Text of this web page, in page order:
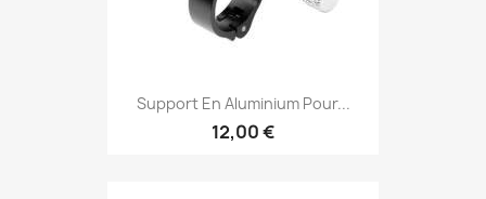
Support En Aluminium Pour...
12,00 €